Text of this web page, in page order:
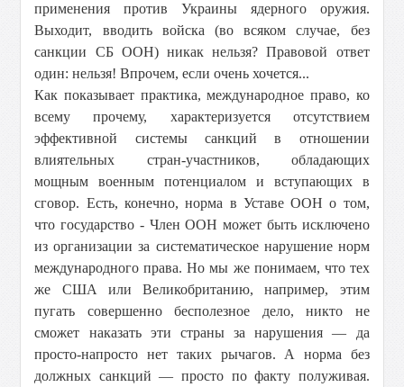
применения против Украины ядерного оружия.
Выходит, вводить войска (во всяком случае, без
санкции СБ ООН) никак нельзя? Правовой ответ
один: нельзя! Впрочем, если очень хочется...
Как показывает практика, международное право, ко
всему прочему, характеризуется отсутствием
эффективной системы санкций в отношении
влиятельных стран-участников, обладающих
мощным военным потенциалом и вступающих в
сговор. Есть, конечно, норма в Уставе ООН о том,
что государство - Член ООН может быть исключено
из организации за систематическое нарушение норм
международного права. Но мы же понимаем, что тех
же США или Великобританию, например, этим
пугать совершенно бесполезное дело, никто не
сможет наказать эти страны за нарушения — да
просто-напросто нет таких рычагов. А норма без
должных санкций — просто по факту полуживая.